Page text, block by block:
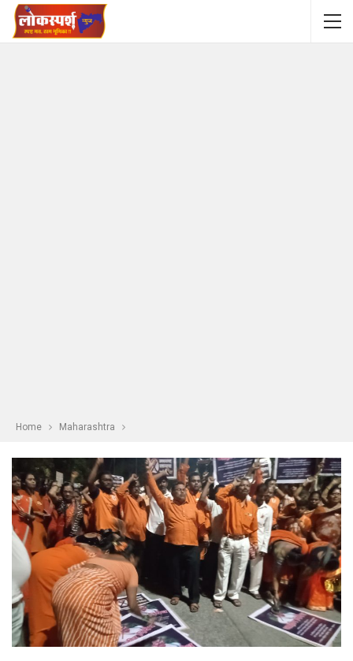
Home Maharashtra